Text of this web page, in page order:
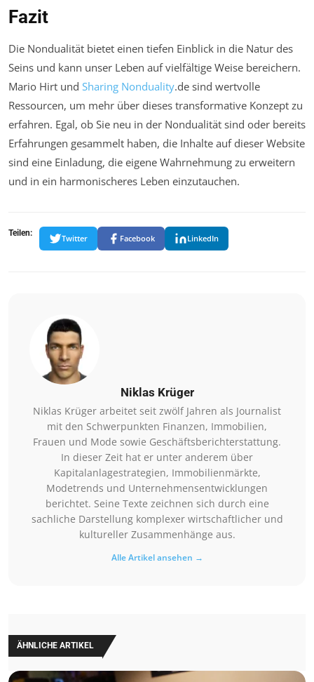
Fazit
Die Nondualität bietet einen tiefen Einblick in die Natur des
Seins und kann unser Leben auf vielfältige Weise bereichern.
Mario Hirt und Sharing Nonduality.de sind wertvolle
Ressourcen, um mehr über dieses transformative Konzept zu
erfahren. Egal, ob Sie neu in der Nondualität sind oder bereits
Erfahrungen gesammelt haben, die Inhalte auf dieser Website
sind eine Einladung, die eigene Wahrnehmung zu erweitern
und in ein harmonischeres Leben einzutauchen.
Teilen:
Twitter Facebook LinkedIn
Niklas Krüger
Niklas Krüger arbeitet seit zwölf Jahren als Journalist
mit den Schwerpunkten Finanzen, Immobilien,
Frauen und Mode sowie Geschäftsberichterstattung.
In dieser Zeit hat er unter anderem über
Kapitalanlagestrategien, Immobilienmärkte,
Modetrends und Unternehmensentwicklungen
berichtet. Seine Texte zeichnen sich durch eine
sachliche Darstellung komplexer wirtschaftlicher und
kultureller Zusammenhänge aus.
Alle Artikel ansehen →
ÄHNLICHE ARTIKEL